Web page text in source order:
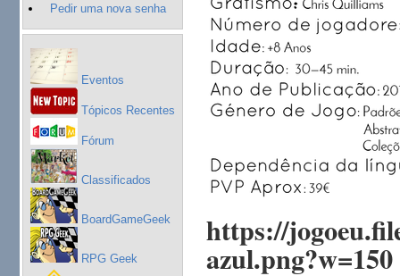
Pedir uma nova senha
Eventos
Tópicos Recentes
Fórum
Classificados
BoardGameGeek
RPG Geek
https://
azul.png?w=150